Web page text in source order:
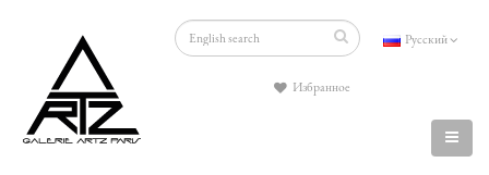
Русский
Избранное